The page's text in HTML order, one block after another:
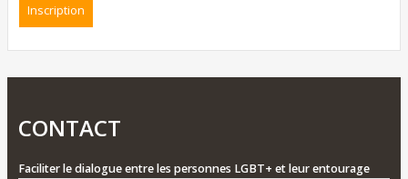
Inscription
CONTACT
Faciliter le dialogue entre les personnes LGBT+ et leur entourage